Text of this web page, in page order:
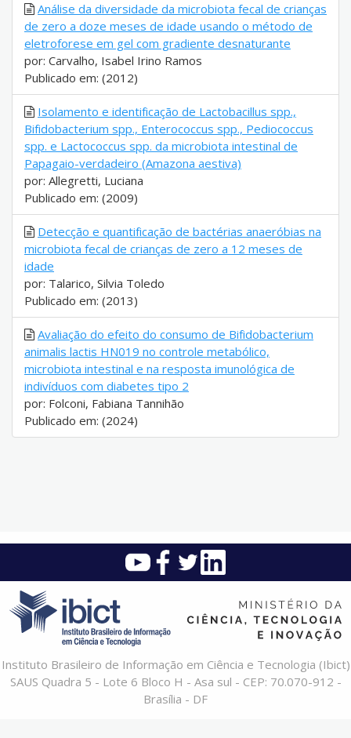
Análise da diversidade da microbiota fecal de crianças
de zero a doze meses de idade usando o método de
eletroforese em gel com gradiente desnaturante
por: Carvalho, Isabel Irino Ramos
Publicado em: (2012)
Isolamento e identificação de Lactobacillus spp.,
Bifidobacterium spp., Enterococcus spp., Pediococcus
spp. e Lactococcus spp. da microbiota intestinal de
Papagaio-verdadeiro (Amazona aestiva)
por: Allegretti, Luciana
Publicado em: (2009)
Detecção e quantificação de bactérias anaeróbias na
microbiota fecal de crianças de zero a 12 meses de
idade
por: Talarico, Silvia Toledo
Publicado em: (2013)
Avaliação do efeito do consumo de Bifidobacterium
animalis lactis HN019 no controle metabólico,
microbiota intestinal e na resposta imunológica de
indivíduos com diabetes tipo 2
por: Folconi, Fabiana Tannihão
Publicado em: (2024)
Instituto Brasileiro de Informação em Ciência e Tecnologia (Ibict)
SAUS Quadra 5 - Lote 6 Bloco H - Asa sul - CEP: 70.070-912 -
Brasília - DF